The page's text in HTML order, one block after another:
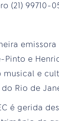
(21) 99710-
e
e
Rio de
é gerida